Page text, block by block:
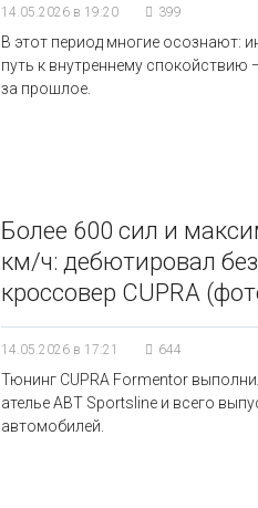
14.05.2026 в 19:20 399
В этот период многие осознают:
путь к внутреннему спокойствию
за прошлое.
Более 600 сил и
км/ч: дебютировал
кроссовер CUPRA
14.05.2026 в 17:21 644
Тюнинг CUPRA Formentor
ателье ABT Sportsline и всего
автомобилей.